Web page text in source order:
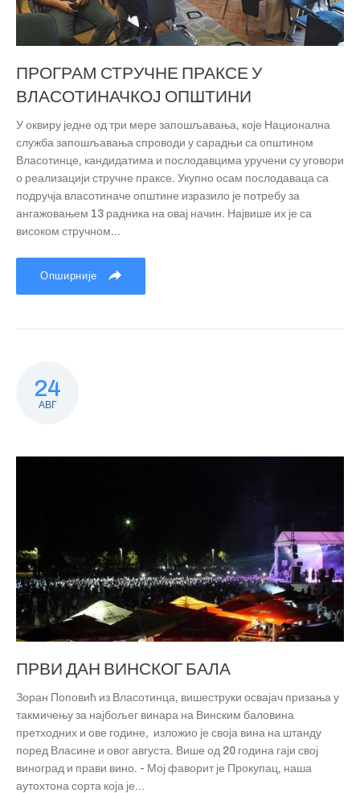
ПРОГРАМ СТРУЧНЕ ПРАКСЕ У
ВЛАСОТИНАЧКОЈ ОПШТИНИ
У оквиру једне од три мере запошљавања, које Национална
служба запошљавања спроводи у сарадњи са општином
Власотинце, кандидатима и послодавцима уручени су уговори
о реализацији стручне праксе. Укупно осам послодаваца са
подручја власотиначе општине изразило је потребу за
ангажовањем 13 радника на овај начин. Највише их је са
високом стручном...
Опширније
24
АВГ
ПРВИ ДАН ВИНСКОГ БАЛА
Зоран Поповић из Власотинца, вишеструки освајач призања у
такмичењу за најбољег винара на Винским баловина
претходних и ове године, изложио је своја вина на штанду
поред Власине и овог августа. Више од 20 година гаји свој
виноград и прави вино. - Мој фаворит је Прокупац, наша
аутохтона сорта која је...